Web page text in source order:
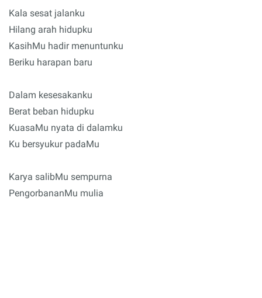
Kala sesat jalanku
Hilang arah hidupku
KasihMu hadir menuntunku
Beriku harapan baru
Dalam kesesakanku
Berat beban hidupku
KuasaMu nyata di dalamku
Ku bersyukur padaMu
Karya salibMu sempurna
PengorbananMu mulia